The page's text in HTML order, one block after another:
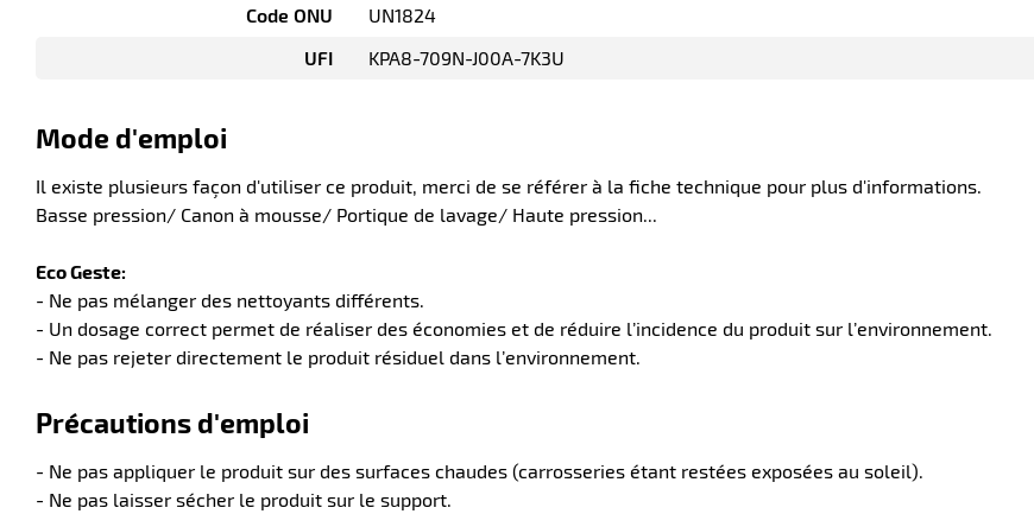
Code ONU
UN1824
UFI
KPA8-709N-J00A-7K3U
Mode d'emploi
Il existe plusieurs façon d'utiliser ce produit, merci de se référer à la fiche technique pour plus d'informations.
Basse pression/ Canon à mousse/ Portique de lavage/ Haute pression...
Eco Geste:
- Ne pas mélanger des nettoyants différents.
- Un dosage correct permet de réaliser des économies et de réduire l’incidence du produit sur l’environnement.
- Ne pas rejeter directement le produit résiduel dans l’environnement.
Précautions d'emploi
- Ne pas appliquer le produit sur des surfaces chaudes (carrosseries étant restées exposées au soleil).
- Ne pas laisser sécher le produit sur le support.